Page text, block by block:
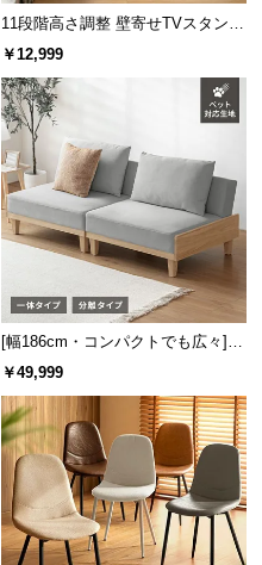
11段階高さ調整 壁寄せTVスタンド
キャスター付き 上下左右角度調節
￥12,999
[幅186cm・コンパクトでも広々] 3
人掛けソファベッド リクライニン
￥49,999